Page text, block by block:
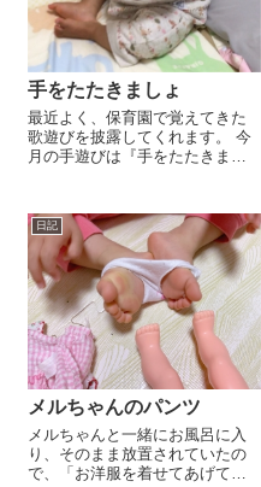
手をたたきましょ
最近よく、保育園で覚えてきた
歌遊びを披露してくれます。 今
月の手遊びは『手をたたきまし
バタバタ。寝室に居る時はわざ
わざ私の布団の縁に移動して、
段差で足をバタバタ...
日記
メルちゃんのパンツ
メルちゃんと一緒にお風呂に入
り、そのまま放置されていたの
で、「お洋服を着せてあげて